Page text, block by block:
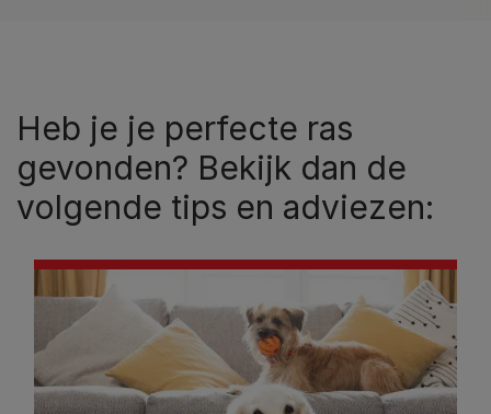
Heb je je perfecte ras
gevonden? Bekijk dan de
volgende tips en adviezen: